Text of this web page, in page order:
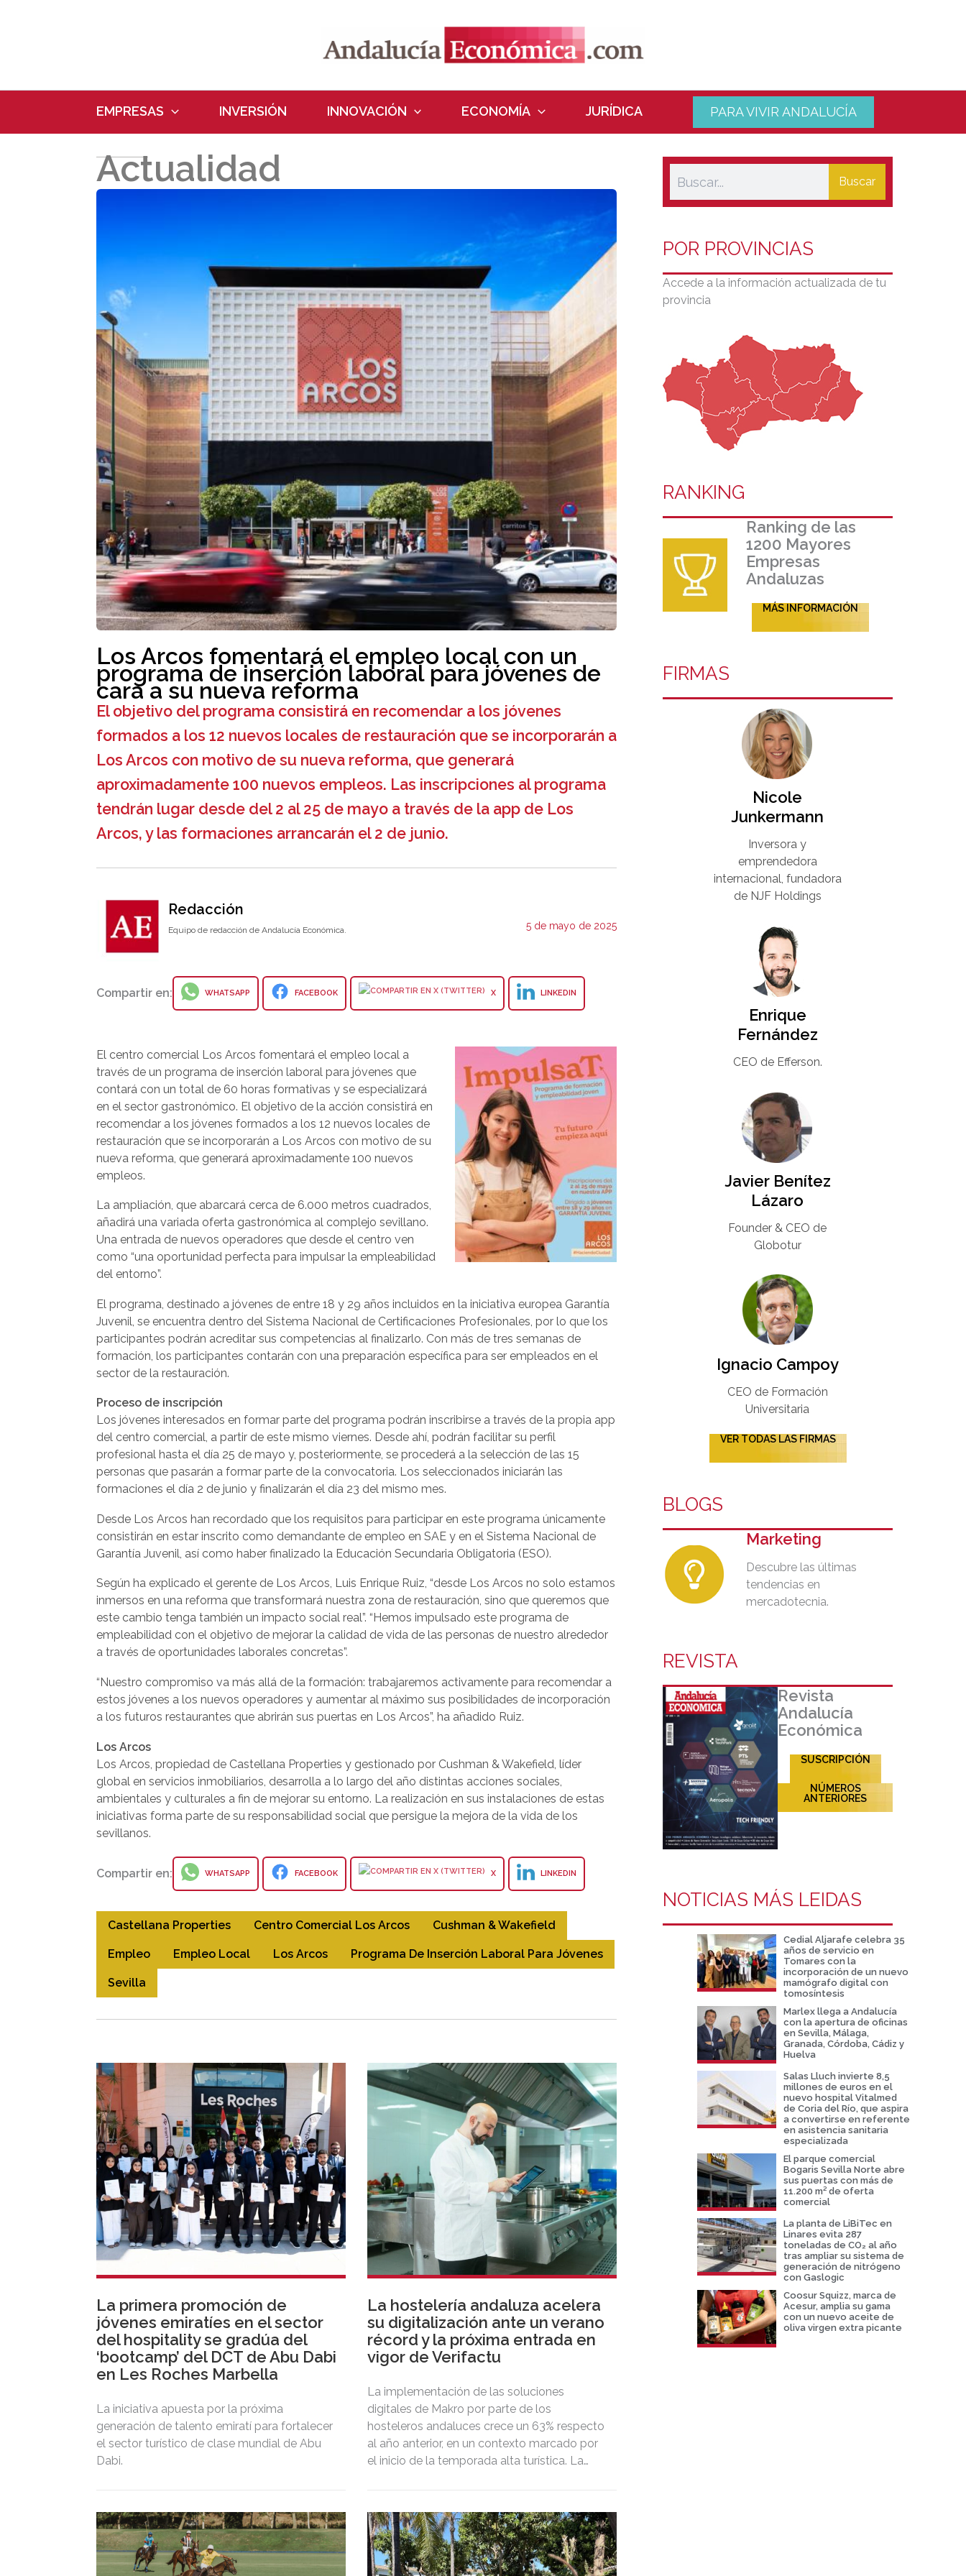
EMPRESAS INVERSIÓN INNOVACIÓN ECONOMÍA JURÍDICA PARA VIVIR ANDALUCÍA
Actualidad
Los Arcos fomentará el empleo local con un
programa de inserción laboral para jóvenes de
cara a su nueva reforma
El objetivo del programa consistirá en recomendar a los jóvenes
formados a los 12 nuevos locales de restauración que se incorporarán a
Los Arcos con motivo de su nueva reforma, que generará
aproximadamente 100 nuevos empleos. Las inscripciones al programa
tendrán lugar desde del 2 al 25 de mayo a través de la app de Los
Arcos, y las formaciones arrancarán el 2 de junio.
Redacción
Equipo de redacción de Andalucía Económica. 5 de mayo de 2025
Compartir en: WHATSAPP FACEBOOK X LINKEDIN
El centro comercial Los Arcos fomentará el empleo local a
través de un programa de inserción laboral para jóvenes que
contará con un total de 60 horas formativas y se especializará
en el sector gastronómico. El objetivo de la acción consistirá en
recomendar a los jóvenes formados a los 12 nuevos locales de
restauración que se incorporarán a Los Arcos con motivo de su
nueva reforma, que generará aproximadamente 100 nuevos
empleos.
La ampliación, que abarcará cerca de 6.000 metros cuadrados,
añadirá una variada oferta gastronómica al complejo sevillano.
Una entrada de nuevos operadores que desde el centro ven
como “una oportunidad perfecta para impulsar la empleabilidad
del entorno”.
El programa, destinado a jóvenes de entre 18 y 29 años incluidos en la iniciativa europea Garantía
Juvenil, se encuentra dentro del Sistema Nacional de Certificaciones Profesionales, por lo que los
participantes podrán acreditar sus competencias al finalizarlo. Con más de tres semanas de
formación, los participantes contarán con una preparación específica para ser empleados en el
sector de la restauración.
Proceso de inscripción
Los jóvenes interesados en formar parte del programa podrán inscribirse a través de la propia app
del centro comercial, a partir de este mismo viernes. Desde ahí, podrán facilitar su perfil
profesional hasta el día 25 de mayo y, posteriormente, se procederá a la selección de las 15
personas que pasarán a formar parte de la convocatoria. Los seleccionados iniciarán las
formaciones el día 2 de junio y finalizarán el día 23 del mismo mes.
Desde Los Arcos han recordado que los requisitos para participar en este programa únicamente
consistirán en estar inscrito como demandante de empleo en SAE y en el Sistema Nacional de
Garantía Juvenil, así como haber finalizado la Educación Secundaria Obligatoria (ESO).
Según ha explicado el gerente de Los Arcos, Luis Enrique Ruiz, “desde Los Arcos no solo estamos
inmersos en una reforma que transformará nuestra zona de restauración, sino que queremos que
este cambio tenga también un impacto social real”. “Hemos impulsado este programa de
empleabilidad con el objetivo de mejorar la calidad de vida de las personas de nuestro alrededor
a través de oportunidades laborales concretas”.
“Nuestro compromiso va más allá de la formación: trabajaremos activamente para recomendar a
estos jóvenes a los nuevos operadores y aumentar al máximo sus posibilidades de incorporación
a los futuros restaurantes que abrirán sus puertas en Los Arcos”, ha añadido Ruiz.
Los Arcos
Los Arcos, propiedad de Castellana Properties y gestionado por Cushman & Wakefield, líder
global en servicios inmobiliarios, desarrolla a lo largo del año distintas acciones sociales,
ambientales y culturales a fin de mejorar su entorno. La realización en sus instalaciones de estas
iniciativas forma parte de su responsabilidad social que persigue la mejora de la vida de los
sevillanos.
Compartir en: WHATSAPP FACEBOOK X LINKEDIN
Castellana Properties Centro Comercial Los Arcos Cushman & Wakefield
Empleo Empleo Local Los Arcos Programa De Inserción Laboral Para Jóvenes
Sevilla
La primera promoción de
jóvenes emiratíes en el sector
del hospitality se gradúa del
‘bootcamp’ del DCT de Abu Dabi
en Les Roches Marbella
La iniciativa apuesta por la próxima
generación de talento emiratí para fortalecer
el sector turístico de clase mundial de Abu
Dabi.
La hostelería andaluza acelera
su digitalización ante un verano
récord y la próxima entrada en
vigor de Verifactu
La implementación de las soluciones
digitales de Makro por parte de los
hosteleros andaluces crece un 63% respecto
al año anterior, en un contexto marcado por
el inicio de la temporada alta turística. La
multiplicado por tres, mostrando la
preparación del sector ante la normativa que
entrará en vigor en 2027.
Buscar
POR PROVINCIAS
Accede a la información actualizada de tu
provincia
RANKING
Ranking de las
1200 Mayores
Empresas
Andaluzas
MÁS INFORMACIÓN
FIRMAS
Nicole
Junkermann​
Inversora y
emprendedora
internacional, fundadora
de NJF Holdings
Enrique
Fernández
CEO de Efferson.
Javier Benítez
Lázaro
Founder & CEO de
Globotur​
Ignacio Campoy​
CEO de Formación
Universitaria​
VER TODAS LAS FIRMAS
BLOGS
Marketing
Descubre las últimas
tendencias en
mercadotecnia.
REVISTA
Revista
Andalucía
Económica
SUSCRIPCIÓN
NÚMEROS
ANTERIORES
NOTICIAS MÁS LEIDAS
Cedial Aljarafe celebra 35
años de servicio en
Tomares con la
incorporación de un nuevo
mamógrafo digital con
tomosíntesis
Marlex llega a Andalucía
con la apertura de oficinas
en Sevilla, Málaga,
Granada, Córdoba, Cádiz y
Huelva
Salas Lluch invierte 8,5
millones de euros en el
nuevo hospital Vitalmed
de Coria del Río, que aspira
a convertirse en referente
en asistencia sanitaria
especializada
El parque comercial
Bogaris Sevilla Norte abre
sus puertas con más de
11.200 m² de oferta
comercial
La planta de LiBiTec en
Linares evita 287
toneladas de CO₂ al año
tras ampliar su sistema de
generación de nitrógeno
con Gaslogic
Coosur Squizz, marca de
Acesur, amplia su gama
con un nuevo aceite de
oliva virgen extra picante